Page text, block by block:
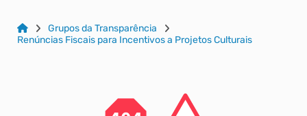
CidadãoGrupos da Transparência
Renúncias Fiscais para Incentivos a Projetos Culturais